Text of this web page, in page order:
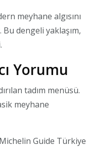
meyhane algısını
dengeli yaklaşım,
Yorumu
tadım menüsü.
meyhane
Guide Türkiye